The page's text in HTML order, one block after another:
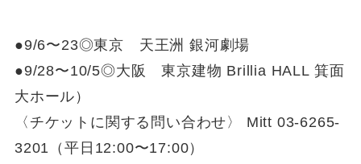
●9/6〜23◎東京 天王洲 銀河劇場
●9/28〜10/5◎大阪 東京建物 Brillia HALL 箕面
大ホール）
〈チケットに関する問い合わせ〉 Mitt 03-6265-
3201（平日12:00〜17:00）